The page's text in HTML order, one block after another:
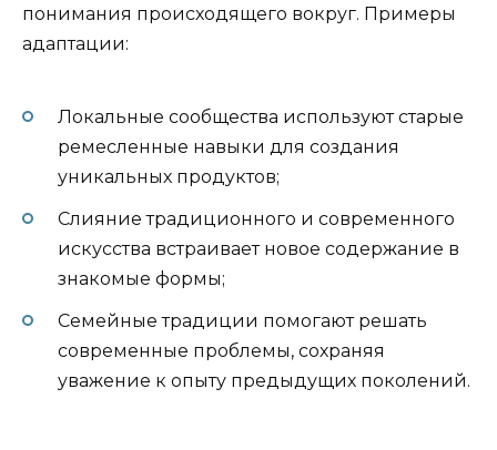
понимания происходящего вокруг. Примеры
адаптации:
Локальные сообщества используют старые
ремесленные навыки для создания
уникальных продуктов;
Слияние традиционного и современного
искусства встраивает новое содержание в
знакомые формы;
Семейные традиции помогают решать
современные проблемы, сохраняя
уважение к опыту предыдущих поколений.